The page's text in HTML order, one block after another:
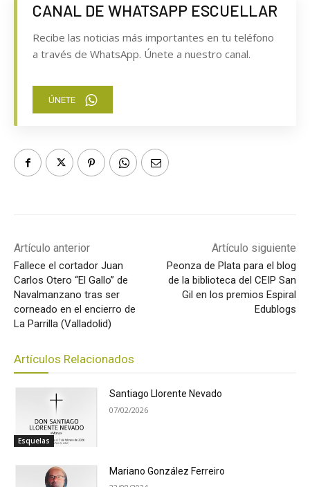
CANAL DE WHATSAPP ESCUELLAR
Recibe las noticias más importantes en tu teléfono
a través de WhatsApp. Únete a nuestro canal.
ÚNETE
Artículo anterior
Fallece el cortador Juan
Carlos Otero “El Gallo” de
Navalmanzano tras ser
corneado en el encierro de
La Parrilla (Valladolid)
Artículo siguiente
Peonza de Plata para el blog
de la biblioteca del CEIP San
Gil en los premios Espiral
Edublogs
Artículos Relacionados
Esquelas
Santiago Llorente Nevado
07/02/2026
Mariano González Ferreiro